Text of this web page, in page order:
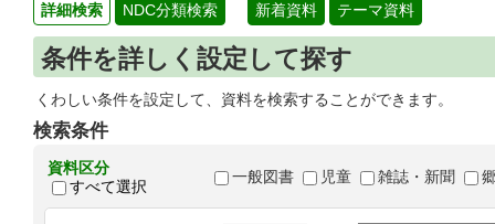
詳細検索 NDC分類検索 新着資料 テーマ資料
条件を詳しく設定して探す
くわしい条件を設定して、資料を検索することができます。
検索条件
資料区分
すべて選択
一般図書 児童 雑誌・新聞